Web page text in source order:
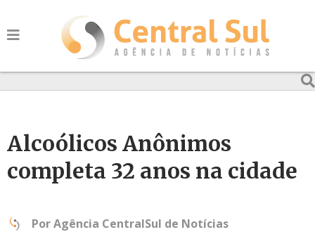
Alcoólicos Anônimos
completa 32 anos na cidade
PorAgência CentralSul de Notícias